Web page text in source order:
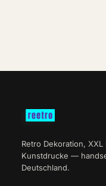
Retro Dekoration,
Kunstdrucke —
Deutschland.